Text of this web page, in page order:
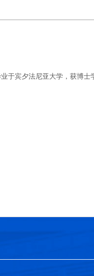
宾夕法尼亚大学，获博士